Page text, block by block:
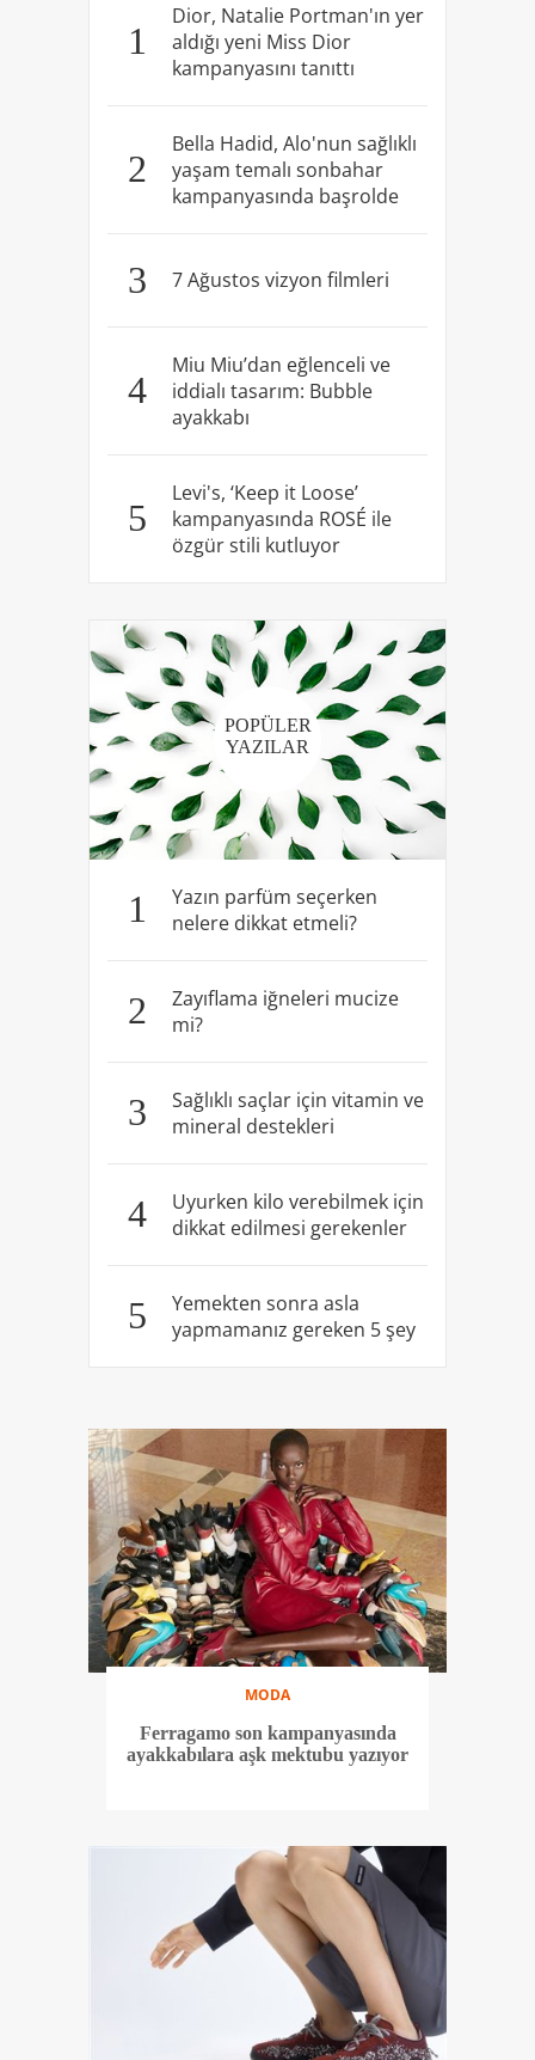
1
Dior, Natalie Portman'ın yer
aldığı yeni Miss Dior
kampanyasını tanıttı
2
Bella Hadid, Alo'nun sağlıklı
yaşam temalı sonbahar
kampanyasında başrolde
3 7 Ağustos vizyon filmleri
4
Miu Miu’dan eğlenceli ve
iddialı tasarım: Bubble
ayakkabı
5
Levi's, ‘Keep it Loose’
kampanyasında ROSÉ ile
özgür stili kutluyor
POPÜLER
YAZILAR
1
Yazın parfüm seçerken
nelere dikkat etmeli?
2
Zayıflama iğneleri mucize
mi?
3
Sağlıklı saçlar için vitamin ve
mineral destekleri
4
Uyurken kilo verebilmek için
dikkat edilmesi gerekenler
5
Yemekten sonra asla
yapmamanız gereken 5 şey
MODA
Ferragamo son kampanyasında
ayakkabılara aşk mektubu yazıyor